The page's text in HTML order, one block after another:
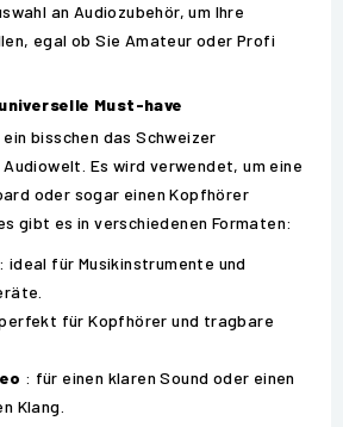
an Audiozubehör, um Ihre
egal ob Sie Amateur oder Profi
Must-have
bisschen das Schweizer
Es wird verwendet, um eine
oder sogar einen Kopfhörer
gibt es in verschiedenen Formaten:
: ideal für Musikinstrumente und
für Kopfhörer und tragbare
: für einen klaren Sound oder einen
Klang.